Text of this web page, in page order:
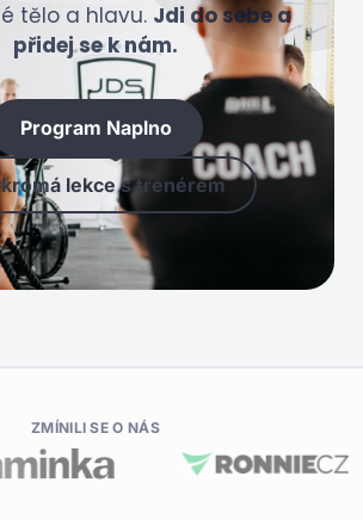
tělo a hlavu. Jdi do sebe a
přidej se k nám.
Program Naplno
lekce s trenérem
ZMÍNILI SE O NÁS